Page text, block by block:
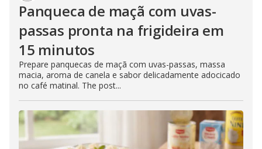
Panqueca de maçã com uvas-
passas pronta na frigideira em
15 minutos
Prepare panquecas de maçã com uvas-passas, massa
macia, aroma de canela e sabor delicadamente adocicado
no café matinal. The post...